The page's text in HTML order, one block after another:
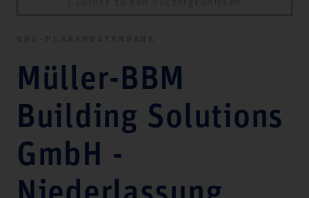
Müller-BBM
Building Solutions
GmbH -